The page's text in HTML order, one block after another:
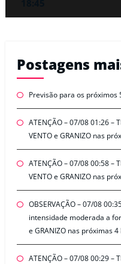
Postagens
Previsão para os próximos
ATENÇÃO – 07/08 01:26 –
VENTO e GRANIZO nas
ATENÇÃO – 07/08 00:58 –
VENTO e GRANIZO nas
OBSERVAÇÃO – 07/08
intensidade moderada a
e GRANIZO nas próximas
ATENÇÃO – 07/08 00:29 –